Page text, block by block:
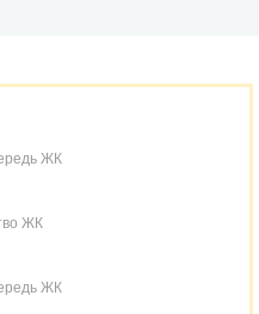
ЖК
ЖК
ЖК